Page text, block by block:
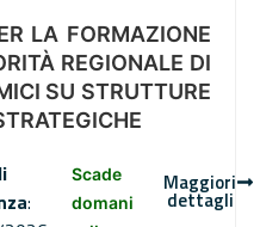
LA FORMAZIONE
REGIONALE DI
SU STRUTTURE
:
Scade
domani
Maggiori
dettagli